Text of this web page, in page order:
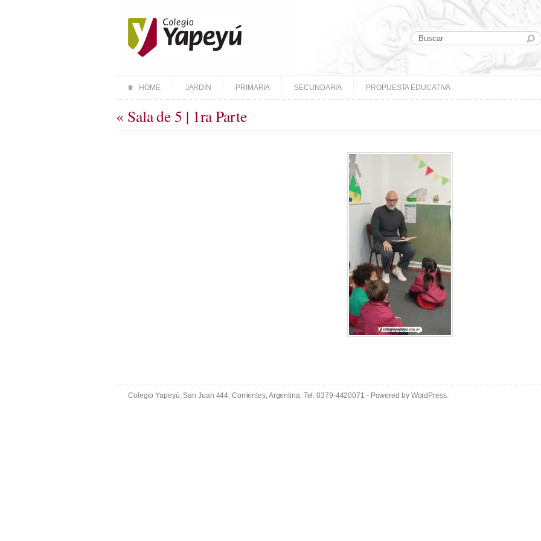
HOME JARDÍN PRIMARIA SECUNDARIA PROPUESTA EDUCATIVA
« Sala de 5 | 1ra Parte
Colegio Yapeyú, San Juan 444, Corrientes, Argentina. Tel: 0379-4420071 - Powered by WordPress.